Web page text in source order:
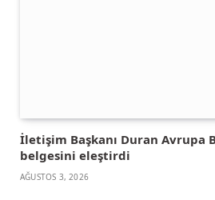
İletişim Başkanı Duran Avrupa
belgesini eleştirdi
AĞUSTOS 3, 2026